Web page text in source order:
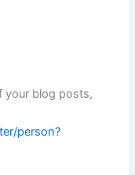
your blog posts,
person?